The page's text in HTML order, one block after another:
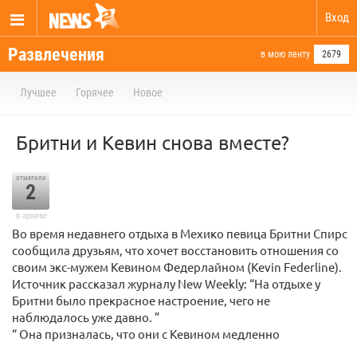
Вход
Развлечения в мою ленту 2679
Лучшее Горячее Новое
Бритни и Кевин снова вместе?
отметили
2
в архиве
Во время недавнего отдыха в Мехико певица Бритни Спирс
сообщила друзьям, что хочет восстановить отношения со
своим экс-мужем Кевином Федерлайном (Kevin Federline).
Источник рассказал журналу New Weekly: “На отдыхе у
Бритни было прекрасное настроение, чего не
наблюдалось уже давно. ”
“ Она призналась, что они с Кевином медленно